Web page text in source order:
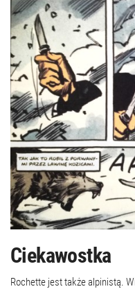
Ciekawostka
Rochette jest także alpinistą.